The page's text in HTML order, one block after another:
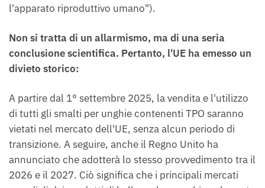
l'apparato riproduttivo umano").
Non si tratta di un allarmismo, ma di una seria
conclusione scientifica. Pertanto, l'UE ha emesso un
divieto storico:
A partire dal 1° settembre 2025, la vendita e l'utilizzo
di tutti gli smalti per unghie contenenti TPO saranno
vietati nel mercato dell'UE, senza alcun periodo di
transizione. A seguire, anche il Regno Unito ha
annunciato che adotterà lo stesso provvedimento tra il
2026 e il 2027. Ciò significa che i principali mercati